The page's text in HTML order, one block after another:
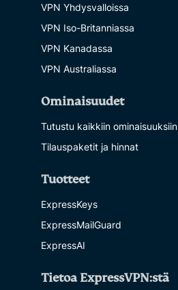
VPN Yhdysvalloissa
VPN Iso-Britanniassa
VPN Kanadassa
VPN Australiassa
Ominaisuudet
Tutustu kaikkiin ominaisuuksiin
Tilauspaketit ja hinnat
Tuotteet
ExpressKeys
ExpressMailGuard
ExpressAI
Tietoa ExpressVPN:stä